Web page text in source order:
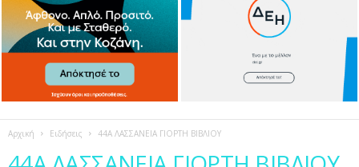
Αρχική Ειδήσεις 44Α ΛΑΣΣΑΝΕΙΑ ΓΙΟΡΤΗ ΒΙΒΛΙΟΥ